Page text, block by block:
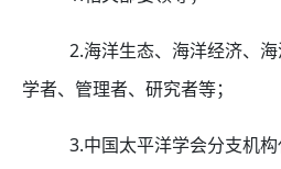
2.海洋生态、海洋经济、
学者、管理者、研究者等；
3.中国太平洋学会分支机